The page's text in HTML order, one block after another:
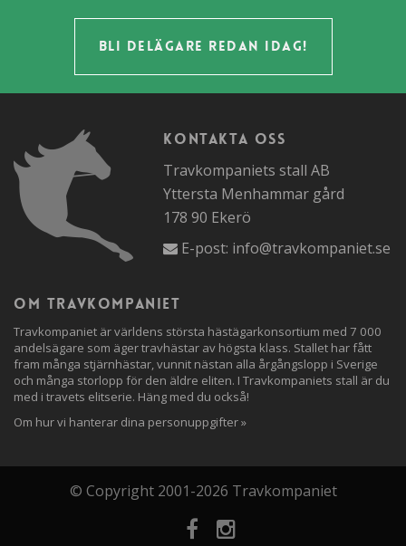
Bli delägare redan idag!
Kontakta oss
Travkompaniets stall AB
Yttersta Menhammar gård
178 90 Ekerö
E-post: info@travkompaniet.se
Om travkompaniet
Travkompaniet är världens största hästägarkonsortium med 7 000
andelsägare som äger travhästar av högsta klass. Stallet har fått
fram många stjärnhästar, vunnit nästan alla årgångslopp i Sverige
och många storlopp för den äldre eliten. I Travkompaniets stall är du
med i travets elitserie. Häng med du också!
Om hur vi hanterar dina personuppgifter »
© Copyright 2001-2026 Travkompaniet